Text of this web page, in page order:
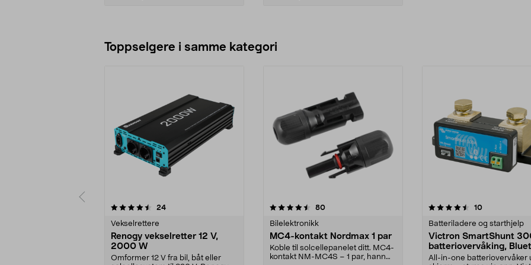
Toppselgere i samme kategori
24anmeldelser
Vekselrettere
Renogy vekselretter 12 V,
2000 W
Omformer 12 V fra bil, båt eller
4.5 av 5 stjerner 80anmeldelser
Bilelektronikk
MC4-kontakt Nordmax 1 par
Koble til solcellepanelet ditt. MC4-
kontakt NM-MC4S – 1 par, hann
4.5 av 5 stjerner 10anmeldelser
Batteriladere og starthjelp
Victron SmartShunt
batteriovervåking,
All-in-one batteriovervåker
4.5 av 5 stjerner